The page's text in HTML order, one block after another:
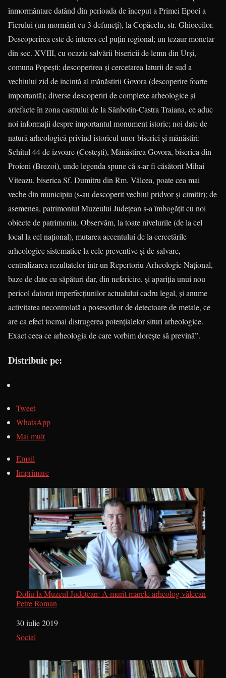
înmormântare datând din perioada de început a Primei Epoci a
Fierului (un mormânt cu 3 defuncţi), la Copăcelu, str. Ghioceilor.
Descoperirea este de interes cel puţin regional; un tezaur monetar
din sec. XVIII, cu ocazia salvării bisericii de lemn din Urşi,
comuna Popeşti; descoperirea şi cercetarea laturii de sud a
vechiului zid de incintă al mănăstirii Govora (descoperire foarte
importantă); diverse descoperiri de complexe arheologice şi
artefacte în zona castrului de la Sânbotin-Castra Traiana, ce aduc
noi informaţii despre importantul monument istoric; noi date de
natură arheologică privind istoricul unor biserici şi mănăstiri:
Schitul 44 de izvoare (Costeşti), Mănăstirea Go­vora, biserica din
Proieni (Brezoi), unde legenda spune că s-ar fi căsătorit Mihai
Viteazu, biserica Sf. Dumitru din Rm. Vâlcea, poate cea mai
veche din municipiu (s-au descoperit vechiul pridvor şi cimitir); de
asemenea, patrimoniul Muzeului Judeţean s-a îmbogăţit cu noi
obiecte de patrimoniu. Observăm, la toate nivelurile (de la cel
local la cel naţional), mutarea accentului de la cercetările
arheologice sistematice la cele preventive şi de salvare,
centralizarea rezultatelor într-un Repertoriu Arheologic Naţional,
baze de date cu săpături dar, din nefericire, şi apariţia unui nou
pericol datorat imperfecţiunilor actualului cadru legal, şi anume
activitatea necontrolată a posesorilor de detectoare de metale, ce
are ca efect tocmai distrugerea potenţialelor situri arheologice.
Exact ceea ce arheologia de care vorbim doreşte să prevină”.
Distribuie pe:
Tweet
WhatsApp
Mai mult
Email
Imprimare
Doliu la Muzeul Județean: A murit marele arheolog vâlcean
Petre Roman
Dată
30 iulie 2019
În legătură cu
Social